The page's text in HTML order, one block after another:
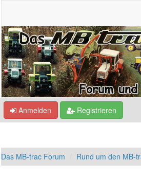
Anmelden Registrieren
Das MB-trac Forum Rund um den MB-